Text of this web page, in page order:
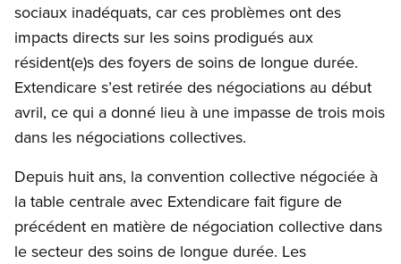
sociaux inadéquats, car ces problèmes ont des
impacts directs sur les soins prodigués aux
résident(e)s des foyers de soins de longue durée.
Extendicare s’est retirée des négociations au début
avril, ce qui a donné lieu à une impasse de trois mois
dans les négociations collectives.
Depuis huit ans, la convention collective négociée à
la table centrale avec Extendicare fait figure de
précédent en matière de négociation collective dans
le secteur des soins de longue durée. Les